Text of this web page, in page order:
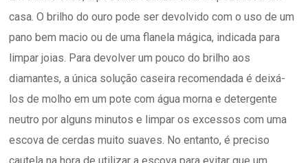
casa. O brilho do ouro pode ser devolvido com o uso de um
pano bem macio ou de uma flanela mágica, indicada para
limpar joias. Para devolver um pouco do brilho aos
diamantes, a única solução caseira recomendada é deixá-
los de molho em um pote com água morna e detergente
neutro por alguns minutos e limpar os excessos com uma
escova de cerdas muito suaves. No entanto, é preciso